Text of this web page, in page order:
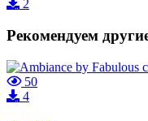
2
Рекомендуем
50
4